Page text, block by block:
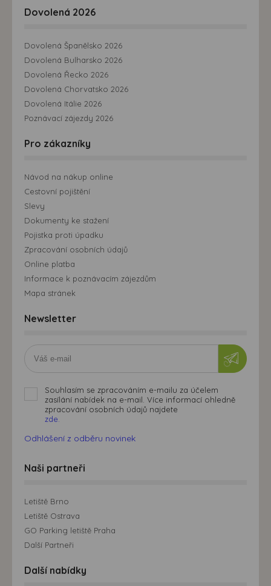
Dovolená 2026
Dovolená Španělsko 2026
Dovolená Bulharsko 2026
Dovolená Řecko 2026
Dovolená Chorvatsko 2026
Dovolená Itálie 2026
Poznávací zájezdy 2026
Pro zákazníky
Návod na nákup online
Cestovní pojištění
Slevy
Dokumenty ke stažení
Pojistka proti úpadku
Zpracování osobních údajů
Online platba
Informace k poznávacím zájezdům
Mapa stránek
Newsletter
Souhlasím se zpracováním e-mailu za účelem
zasílání nabídek na e-mail. Více informací ohledně
zpracování osobních údajů najdete
zde.
Odhlášení z odběru novinek
Naši partneři
Letiště Brno
Letiště Ostrava
GO Parking letiště Praha
Další Partneři
Další nabídky